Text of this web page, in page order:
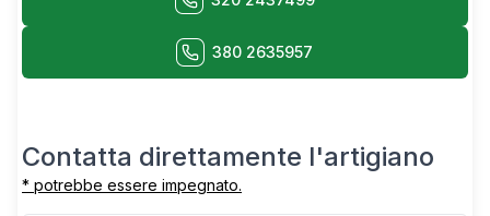
380 2635957
Contatta direttamente l'artigiano
* potrebbe essere impegnato.